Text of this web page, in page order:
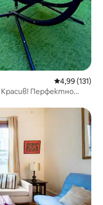
Средна
4,99 (131)
Красив! Перфектно